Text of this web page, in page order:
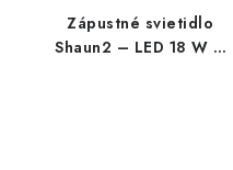
Zápustné svietidlo
Shaun2 – LED 18 W –